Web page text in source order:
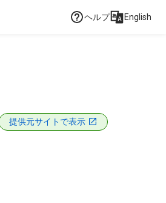
ヘルプ English
提供元サイトで表示